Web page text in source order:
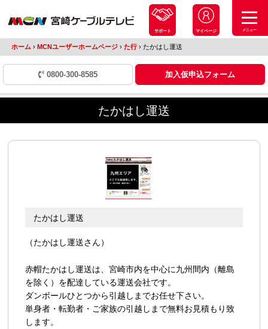
サポート マイページ メニュー
ホーム › MCNユーザーホームページ › た行 ›たかはし運送
0800-300-8585 加入仮申込フォーム
たかはし運送
たかはし運送
（たかはし運送さん）
赤帽たかはし運送は、宮崎市内を中心に九州間内（離島
を除く）を配達している運送会社です。
ダンボールひとつから引越しまでお任せ下さい。
単身者・転勤者・ご家族の引越しまで無料お見積もり致
します。